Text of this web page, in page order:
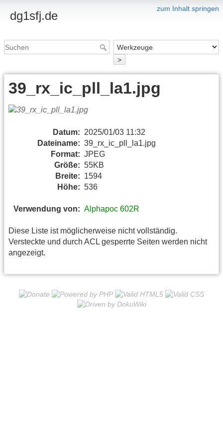
zum Inhalt springen
dg1sfj.de
>
39_rx_ic_pll_la1.jpg
Datum: 2025/01/03 11:32
Dateiname: 39_rx_ic_pll_la1.jpg
Format: JPEG
Größe: 55KB
Breite: 1594
Höhe: 536
Verwendung von: Alphapoc 602R
Diese Liste ist möglicherweise nicht vollständig.
Versteckte und durch ACL gesperrte Seiten werden nicht
angezeigt.